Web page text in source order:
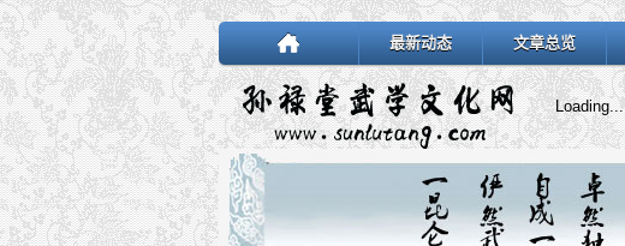
最新动态 文章总览
Loading...